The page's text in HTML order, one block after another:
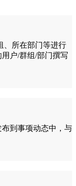
、所在部门等进行
户/群组/部门撰写
到事项动态中，与